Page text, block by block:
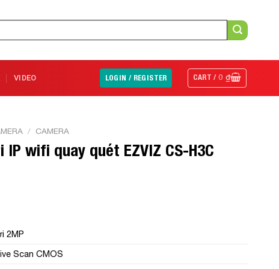
VIDEO LOGIN / REGISTER CART /0₫
/ CAMERA
wifi quay quét EZVIZ CS-H3C
2MP
Scan CMOS